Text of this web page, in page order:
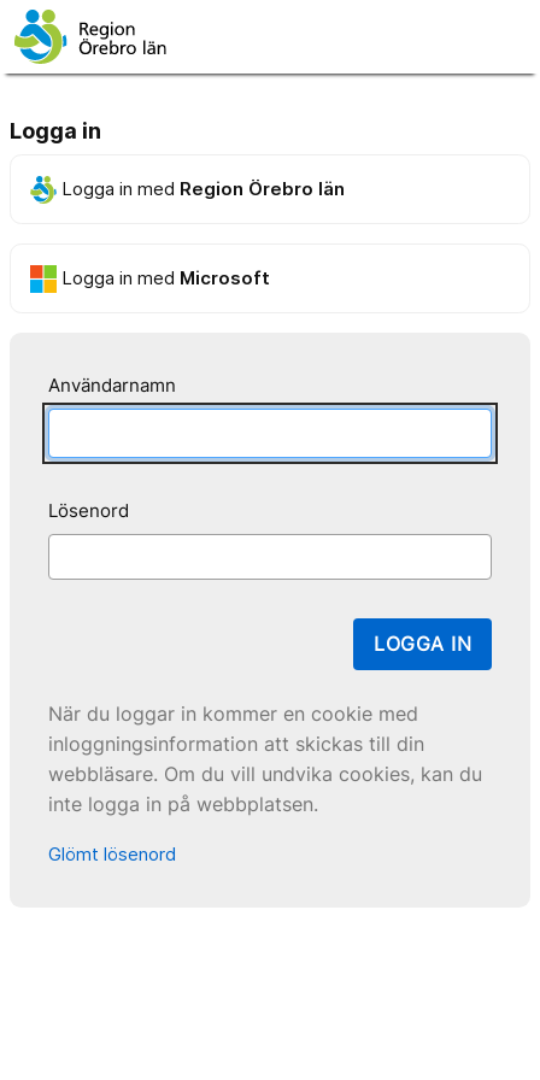
Logga in
Logga in med Region Örebro län
Logga in med Microsoft
Användarnamn
Lösenord
LOGGA IN
När du loggar in kommer en cookie med
inloggningsinformation att skickas till din
webbläsare. Om du vill undvika cookies, kan du
inte logga in på webbplatsen.
Glömt lösenord